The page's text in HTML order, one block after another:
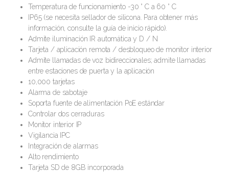
Temperatura de funcionamiento -30 ° C a 60 ° C
IP65 (se necesita sellador de silicona. Para obtener más
información, consulte la guía de inicio rápido).
Admite iluminación IR automática y D / N
Tarjeta / aplicación remota / desbloqueo de monitor interior
Admite llamadas de voz bidireccionales; admite llamadas
entre estaciones de puerta y la aplicación
10,000 tarjetas
Alarma de sabotaje
Soporta fuente de alimentación PoE estándar
Controlar dos cerraduras
Monitor interior IP
Vigilancia IPC
Integración de alarmas
Alto rendimiento
Tarjeta SD de 8GB incorporada